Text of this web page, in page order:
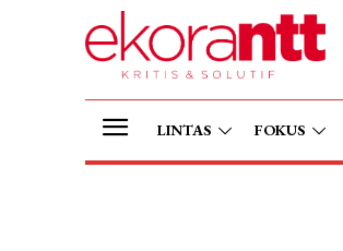
LINTAS FOKUS